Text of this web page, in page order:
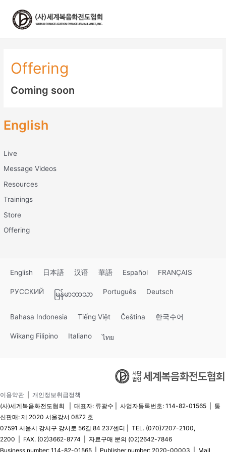
English
Live
Message Videos
Resources
Trainings
Store
Offering
Offering
Coming soon
English 日本語 汉语 華語 Español FRANÇAIS
РУССКИЙ မြန်မာဘာသာ Português Deutsch
Bahasa Indonesia Tiếng Việt Čeština 한국수어
Wikang Filipino Italiano ไทย
이용약관
개인정보취급정책
(사)세계복음화전도협회 | 대표자: 류광수 | 사업자등록번호: 114-82-01565 | 통
신판매: 제 2020 서울강서 0872 호
07591 서울시 강서구 강서로 56길 84 237센터 | TEL. (070)7207-2100,
2200 | FAX. (02)3662-8774 | 자료구매 문의 (02)2642-7846
Business number: 114-82-01565 | Publisher number: 2020-00003 | Mail